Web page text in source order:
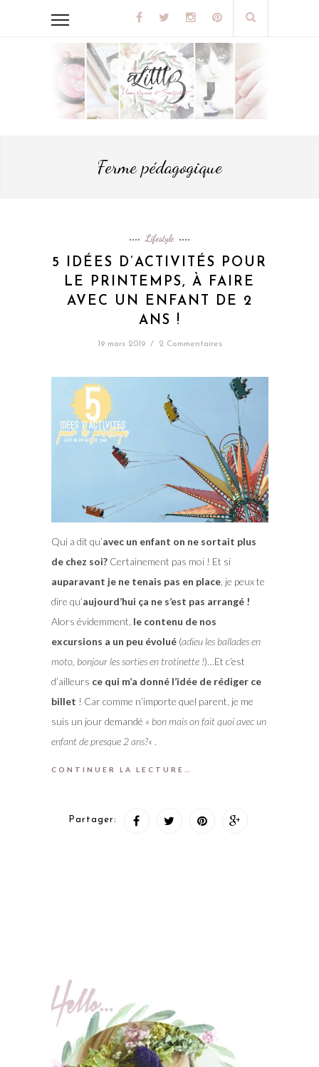
Ferme pédagogique
Lifestyle
5 IDÉES D’ACTIVITÉS POUR
LE PRINTEMPS, À FAIRE
AVEC UN ENFANT DE 2
ANS !
19 mars 2019 / 2 Commentaires
Qui a dit qu’avec un enfant on ne sortait plus
de chez soi?Certainement pas moi ! Et si
auparavant je ne tenais pas en place, je peux te
dire qu’aujourd’hui ça ne s’est pas arrangé !
Alors évidemment, le contenu de nos
excursions a un peu évolué(adieu les ballades en
moto, bonjour les sorties en trotinette !)…Et c’est
d’ailleurs ce qui m’a donné l’idée de rédiger ce
billet ! Car comme n’importe quel parent, je me
suis un jour demandé « bon mais on fait quoi avec un
enfant de presque 2 ans?« .
CONTINUER LA LECTURE…
Partager: